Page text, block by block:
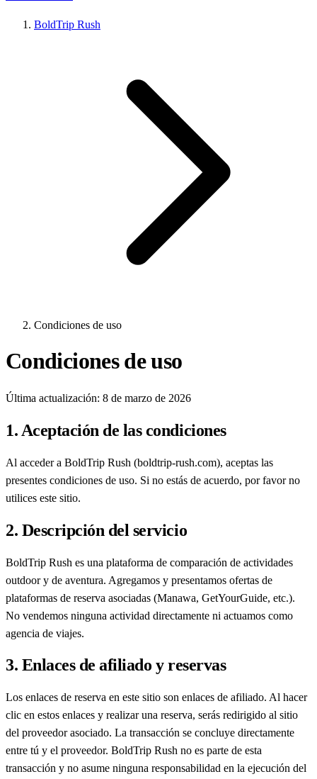
BoldTrip Rush
Condiciones de uso
Condiciones de uso
Última actualización: 8 de marzo de 2026
1. Aceptación de las condiciones
Al acceder a BoldTrip Rush (boldtrip-rush.com), aceptas las
presentes condiciones de uso. Si no estás de acuerdo, por favor no
utilices este sitio.
2. Descripción del servicio
BoldTrip Rush es una plataforma de comparación de actividades
outdoor y de aventura. Agregamos y presentamos ofertas de
plataformas de reserva asociadas (Manawa, GetYourGuide, etc.).
No vendemos ninguna actividad directamente ni actuamos como
agencia de viajes.
3. Enlaces de afiliado y reservas
Los enlaces de reserva en este sitio son enlaces de afiliado. Al hacer
clic en estos enlaces y realizar una reserva, serás redirigido al sitio
del proveedor asociado. La transacción se concluye directamente
entre tú y el proveedor. BoldTrip Rush no es parte de esta
transacción y no asume ninguna responsabilidad en la ejecución del